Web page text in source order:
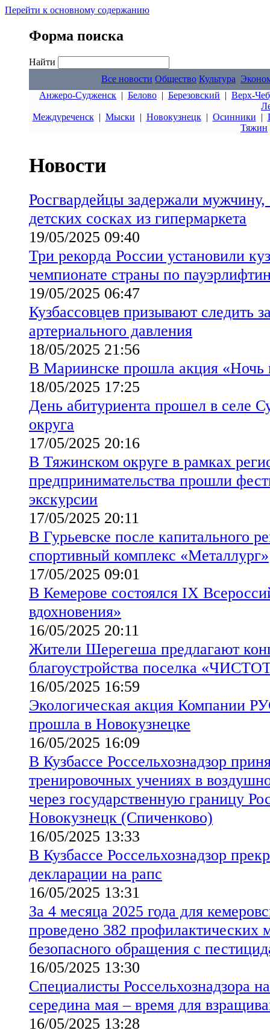
Перейти к основному содержанию
Форма поиска
Найти
Все новости Общество Культура
Анжеро-Судженск | Белово | Березовский | Верх-
Междуреченск| Мыски | Новокузнецк| Осинники |
Тяжин
Новости
Росгвардейцы задержали
детских сосках из гипермаркета
19/05/2025 09:40
Три рекорда России установили
чемпионате страны по
19/05/2025 06:47
Кузбассовцев призывают следить
артериального давления
18/05/2025 21:56
В Мариинске прошла акция «Ночь
18/05/2025 17:25
День абитуриента прошел в селе
округа
17/05/2025 20:16
В Тяжинском округе в рамках
предпринимательства прошли
экскурсии
17/05/2025 20:11
В Гурьевске после капитального
спортивный комплекс «Металлург»
17/05/2025 09:01
В Кемерове состоялся IХ
вдохновения»
16/05/2025 20:11
Жители Шерегеша предлагают
благоустройства поселка
16/05/2025 16:59
Экологическая акция Компании
прошла в Новокузнецке
16/05/2025 16:09
В Кузбассе Россельхознадзор
тренировочных учениях в
через государственную границу
Новокузнецк (Спиченково)
16/05/2025 13:33
В Кузбассе Россельхознадзор
декларации на рапс
16/05/2025 13:31
За 4 месяца 2025 года для
проведено 382 профилактических
безопасного обращения с
16/05/2025 13:30
Специалисты Россельхознадзора
середина мая – время для
16/05/2025 13:28